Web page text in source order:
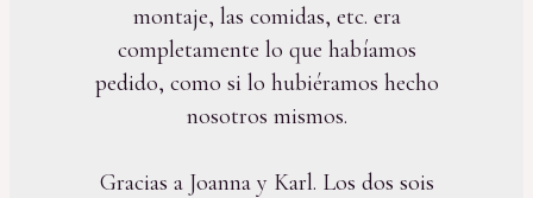
montaje, las comidas, etc. era
completamente lo que habíamos
pedido, como si lo hubiéramos hecho
nosotros mismos.
Gracias a Joanna y Karl. Los dos sois